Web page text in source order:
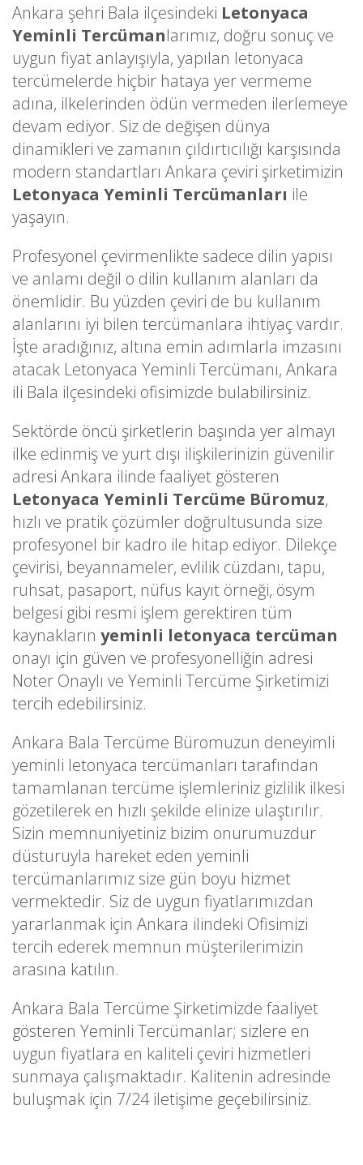
Ankara şehri Bala ilçesindeki Letonyaca
Yeminli Tercümanlarımız, doğru sonuç ve
uygun fiyat anlayışıyla, yapılan letonyaca
tercümelerde hiçbir hataya yer vermeme
adına, ilkelerinden ödün vermeden ilerlemeye
devam ediyor. Siz de değişen dünya
dinamikleri ve zamanın çıldırtıcılığı karşısında
modern standartları Ankara çeviri şirketimizin
Letonyaca Yeminli Tercümanları ile
yaşayın.
Profesyonel çevirmenlikte sadece dilin yapısı
ve anlamı değil o dilin kullanım alanları da
önemlidir. Bu yüzden çeviri de bu kullanım
alanlarını iyi bilen tercümanlara ihtiyaç vardır.
İşte aradığınız, altına emin adımlarla imzasını
atacak Letonyaca Yeminli Tercümanı, Ankara
ili Bala ilçesindeki ofisimizde bulabilirsiniz.
Sektörde öncü şirketlerin başında yer almayı
ilke edinmiş ve yurt dışı ilişkilerinizin güvenilir
adresi Ankara ilinde faaliyet gösteren
Letonyaca Yeminli Tercüme Büromuz,
hızlı ve pratik çözümler doğrultusunda size
profesyonel bir kadro ile hitap ediyor. Dilekçe
çevirisi, beyannameler, evlilik cüzdanı, tapu,
ruhsat, pasaport, nüfus kayıt örneği, ösym
belgesi gibi resmi işlem gerektiren tüm
kaynakların yeminli letonyaca tercüman
onayı için güven ve profesyonelliğin adresi
Noter Onaylı ve Yeminli Tercüme Şirketimizi
tercih edebilirsiniz.
Ankara Bala Tercüme Büromuzun deneyimli
yeminli letonyaca tercümanları tarafından
tamamlanan tercüme işlemleriniz gizlilik ilkesi
gözetilerek en hızlı şekilde elinize ulaştırılır.
Sizin memnuniyetiniz bizim onurumuzdur
düsturuyla hareket eden yeminli
tercümanlarımız size gün boyu hizmet
vermektedir. Siz de uygun fiyatlarımızdan
yararlanmak için Ankara ilindeki Ofisimizi
tercih ederek memnun müşterilerimizin
arasına katılın.
Ankara Bala Tercüme Şirketimizde faaliyet
gösteren Yeminli Tercümanlar; sizlere en
uygun fiyatlara en kaliteli çeviri hizmetleri
sunmaya çalışmaktadır. Kalitenin adresinde
buluşmak için 7/24 iletişime geçebilirsiniz.